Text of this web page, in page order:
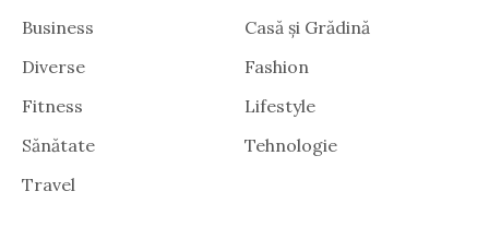
Business
Casă și Grădină
Diverse
Fashion
Fitness
Lifestyle
Sănătate
Tehnologie
Travel